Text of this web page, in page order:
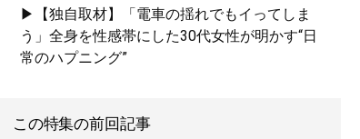
▶【独自取材】「電車の揺れでもイってしま
う」全身を性感帯にした30代女性が明かす“日
常のハプニング”
この特集の前回記事